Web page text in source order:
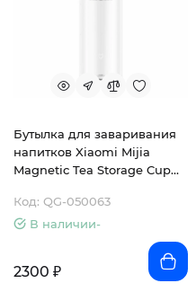
Бутылка для заваривания
напитков Xiaomi Mijia
Magnetic Tea Storage Cup
(MJTRB02PL)
Код: QG-050063
В наличии-
2300 ₽